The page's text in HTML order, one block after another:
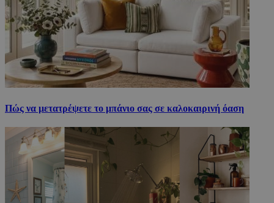
Πώς να μετατρέψετε το μπάνιο σας σε καλοκαιρινή όαση